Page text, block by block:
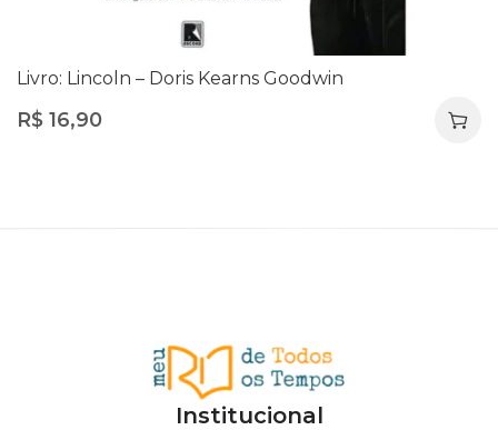
Livro: Lincoln – Doris Kearns Goodwin
R$ 16,90
Institucional